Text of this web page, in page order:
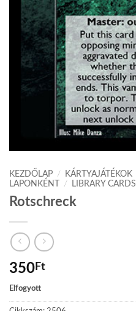
KEZDŐLAP / KÁRTYAJÁTÉKOK
LAPONKÉNT
/ LIBRARY CARDS
Rotschreck
350Ft
Elfogyott